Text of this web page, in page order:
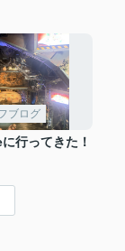
ブログ
行ってきた！